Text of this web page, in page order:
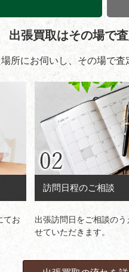
出張買取はその場で
所にお伺いし、その場で査
てお
訪問日程のご相談
出張訪問日をご相談のう
せていただきます。